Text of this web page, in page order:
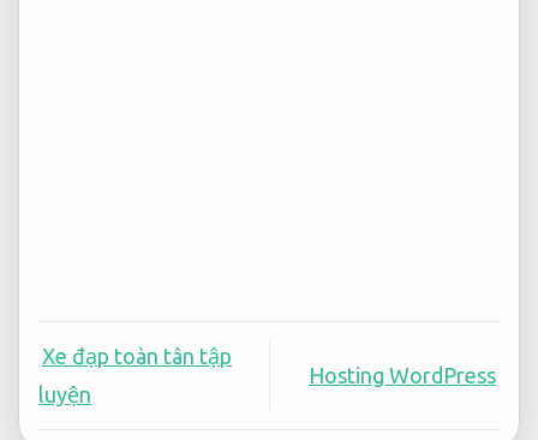
Xe đạp toàn tân tập
luyện
Hosting WordPress